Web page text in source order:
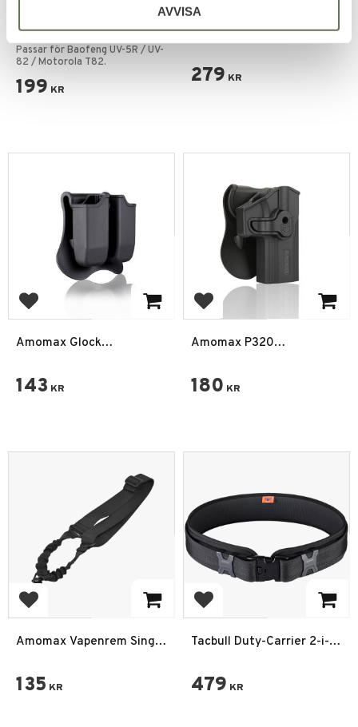
AVVISA
Amomax Tactical Radio
Holder för Baofeng
Motorola
Passar för Baofeng UV-5R / UV-
82 / Motorola T82.
199 KR
Amomax Universal Paddle
Hölster Svart
279 KR
Add to favorites
Amomax Glock
143 KR
Add to favorites
Amomax P320
180 KR
Add to favorites
Amomax Vapenrem Single
135 KR
Add to favorites
Tacbull Duty-Carrier 2-i-1
479 KR